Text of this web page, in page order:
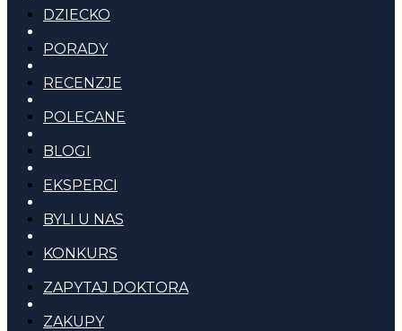
DZIECKO
PORADY
RECENZJE
POLECANE
BLOGI
EKSPERCI
BYLI U NAS
KONKURS
ZAPYTAJ DOKTORA
ZAKUPY